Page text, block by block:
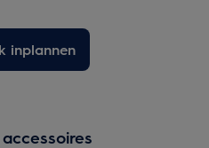
inplannen